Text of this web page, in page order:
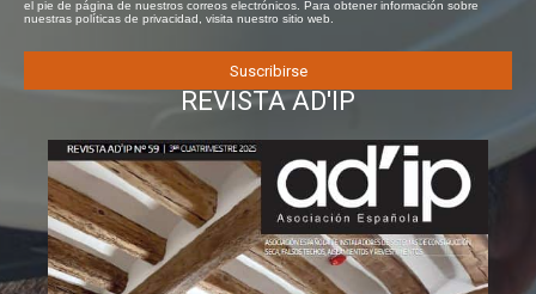
el pie de página de nuestros correos electrónicos. Para obtener información sobre
nuestras políticas de privacidad, visita nuestro sitio web.
REVISTA AD'IP